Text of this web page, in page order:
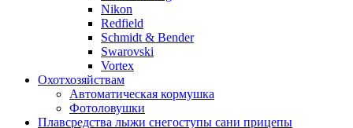
Nikon
Redfield
Schmidt & Bender
Swarovski
Vortex
Охотхозяйствам
Автоматическая кормушка
Фотоловушки
Плавсредства лыжи снегоступы сани прицепы